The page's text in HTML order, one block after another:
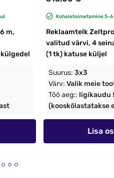
m,
Kohaletoimetamine 5-
Reklaamtelk Zeltpro
valitud värvi, 4
(1 tk) katuse küljel
Suurus: 3x3
Värv: Valik meie
Töö aeg:: ligikaudu
(kooskõlastatakse
Lisa